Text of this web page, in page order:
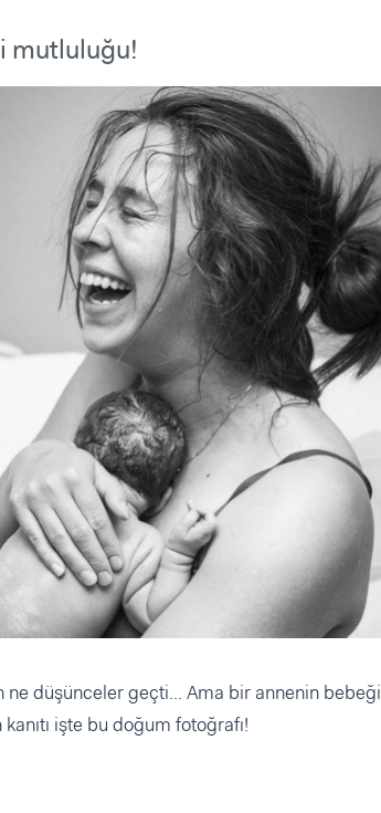
mutluluğu!
ne düşünceler geçti... Ama bir annenin
kanıtı işte bu doğum fotoğrafı!